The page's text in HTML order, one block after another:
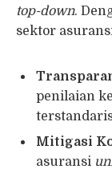
top-down.
sektor
penilaian
Mitigasi
asuransi